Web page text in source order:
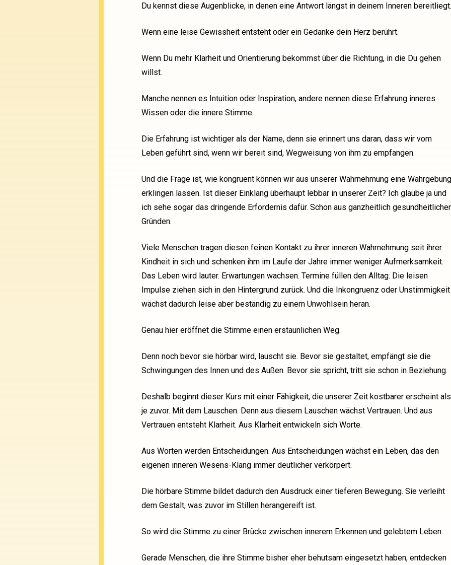
Du kennst diese Augenblicke, in denen eine Antwort längst in deinem Inneren bereitliegt.
Wenn eine leise Gewissheit entsteht oder ein Gedanke dein Herz berührt.
Wenn Du mehr Klarheit und Orientierung bekommst über die Richtung, in die Du gehen
willst.
Manche nennen es Intuition oder Inspiration, andere nennen diese Erfahrung inneres
Wissen oder die innere Stimme.
Die Erfahrung ist wichtiger als der Name, denn sie erinnert uns daran, dass wir vom
Leben geführt sind, wenn wir bereit sind, Wegweisung von ihm zu empfangen.
Und die Frage ist, wie kongruent können wir aus unserer Wahrnehmung eine Wahrgebung
erklingen lassen. Ist dieser Einklang überhaupt lebbar in unserer Zeit? Ich glaube ja und
ich sehe sogar das dringende Erfordernis dafür. Schon aus ganzheitlich
Gründen.
Viele Menschen tragen diesen feinen Kontakt zu ihrer inneren Wahrnehmung seit ihrer
Kindheit in sich und schenken ihm im Laufe der Jahre immer weniger Aufmerksamkeit.
Das Leben wird lauter. Erwartungen wachsen. Termine füllen den Alltag. Die leisen
Impulse ziehen sich in den Hintergrund zurück. Und die Inkongruenz oder Unstimmigkeit
wächst dadurch leise aber beständig zu einem Unwohlsein heran.
Genau hier eröffnet die Stimme einen erstaunlichen Weg.
Denn noch bevor sie hörbar wird, lauscht sie. Bevor sie gestaltet, empfängt sie die
Schwingungen des Innen und des Außen. Bevor sie spricht, tritt sie schon in Beziehung.
Deshalb beginnt dieser Kurs mit einer Fähigkeit, die unserer Zeit kostbarer erscheint als
je zuvor. Mit dem Lauschen. Denn aus diesem Lauschen wächst Vertrauen. Und aus
Vertrauen entsteht Klarheit. Aus Klarheit entwickeln sich Worte.
Aus Worten werden Entscheidungen. Aus Entscheidungen wächst ein Leben, das den
eigenen inneren Wesens-Klang immer deutlicher verkörpert.
Die hörbare Stimme bildet dadurch den Ausdruck einer tieferen Bewegung. Sie verleiht
dem Gestalt, was zuvor im Stillen herangereift ist.
So wird die Stimme zu einer Brücke zwischen innerem Erkennen und gelebtem Leben.
Gerade Menschen, die ihre Stimme bisher eher behutsam eingesetzt haben, entdecken